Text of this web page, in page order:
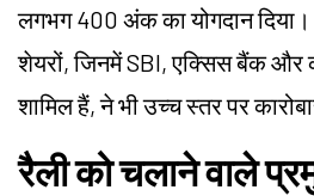
लगभग 400 अंक का योगदान
शेयरों, जिनमें SBI, एक्सिस बैंक और
शामिल हैं, ने भी उच्च स्तर पर
रैली को चलाने वाले